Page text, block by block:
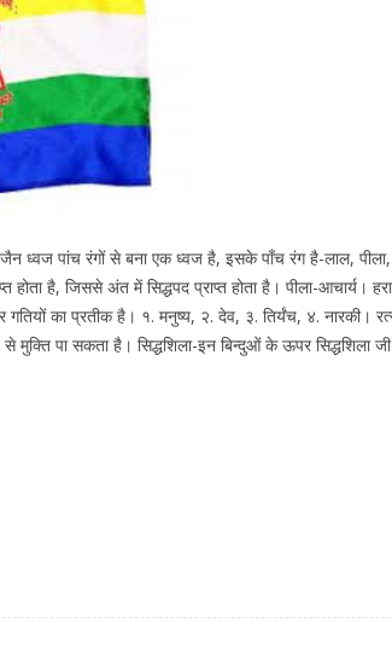
जैन ध्वज पांच रंगों से बना एक ध्वज है, इसके पाँच रंग है-लाल,
है, जिससे अंत में सिद्धपद प्राप्त होता है। पीला-आचार्य।
का प्रतीक है। १. मनुष्य, २. देव, ३. तिर्यंच, ४. नारकी।
मुक्ति पा सकता है। सिद्धशिला-इन बिन्दुओं के ऊपर